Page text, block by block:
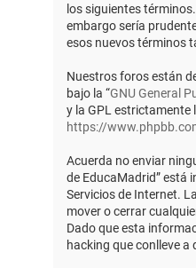
los siguientes
embargo sería
esos nuevos términos
Nuestros foros están
bajo la “GNU General
y la GPL
https://
Acuerda no enviar
de EducaMadrid” está
Servicios de Internet.
mover o cerrar
Dado que esta
hacking que conlleve